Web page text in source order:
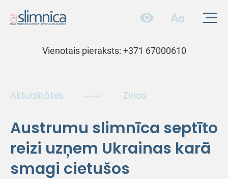
Vienotais pieraksts: +371 67000610
Aktualitātes Ziņas
Austrumu slimnīca septīto
reizi uzņem Ukrainas karā
smagi cietušos